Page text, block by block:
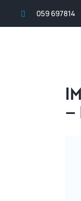
 059 697814
–